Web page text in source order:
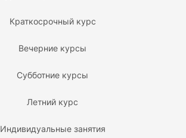
Краткосрочный курс
Вечерние курсы
Субботние курсы
Летний курс
Индивидуальные занятия